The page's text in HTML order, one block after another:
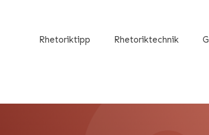
Rhetoriktipp Rhetoriktechnik